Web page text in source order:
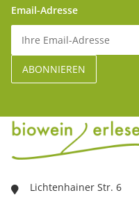
Email-Adresse
Lichtenhainer Str. 6